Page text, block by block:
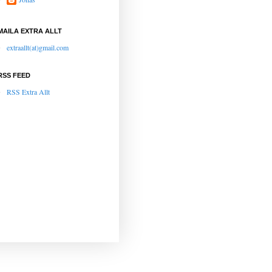
EXTRA ALLT
extraallt(at)gmail.com
FEED
RSS Extra Allt